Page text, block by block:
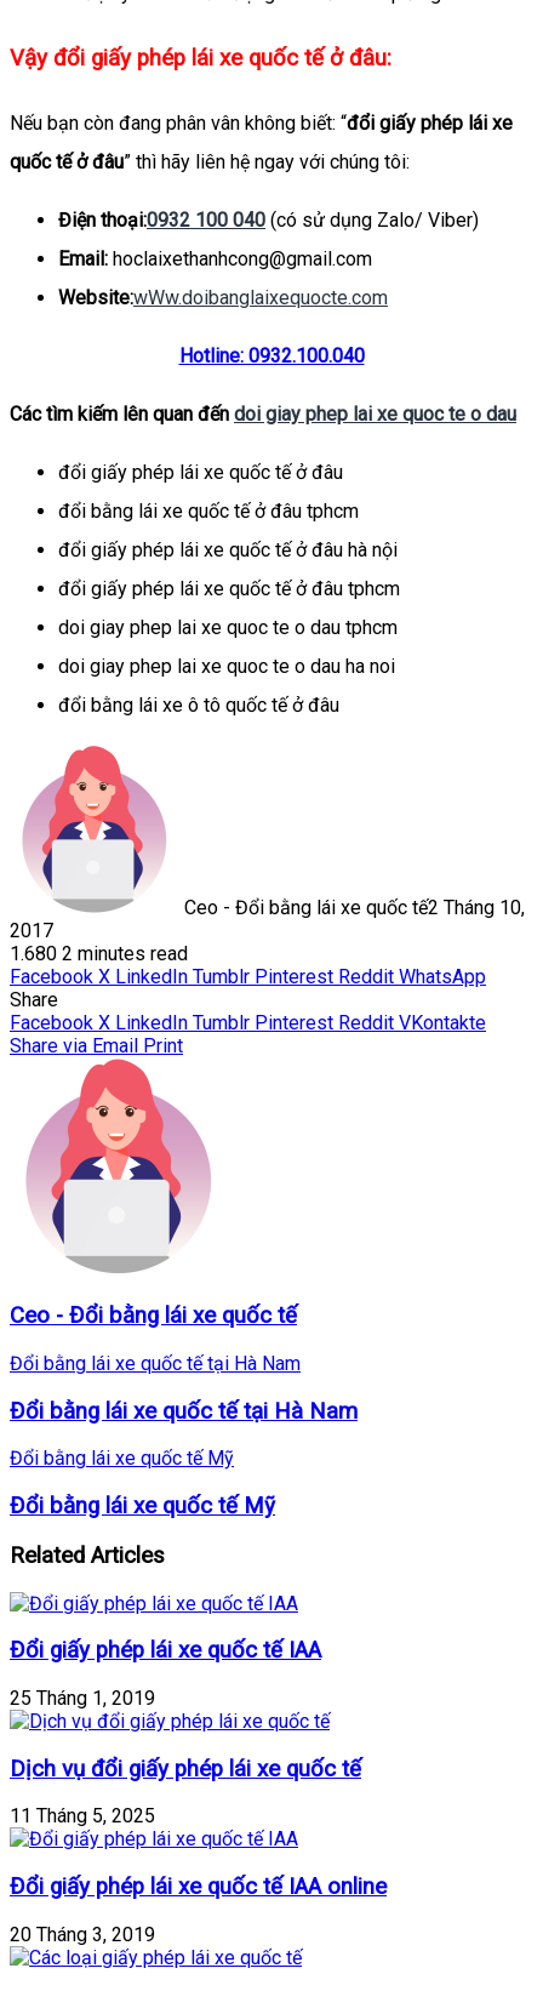
Vậy đổi giấy phép lái xe quốc tế ở đâu:
Nếu bạn còn đang phân vân không biết: “đổi giấy phép lái xe
quốc tế ở đâu” thì hãy liên hệ ngay với chúng tôi:
Điện thoại:0932 100 040 (có sử dụng Zalo/ Viber)
Email: hoclaixethanhcong@gmail.com
Website:wWw.doibanglaixequocte.com
Hotline: 0932.100.040
Các tìm kiếm lên quan đến doi giay phep lai xe quoc te o dau
đổi giấy phép lái xe quốc tế ở đâu
đổi bằng lái xe quốc tế ở đâu tphcm
đổi giấy phép lái xe quốc tế ở đâu hà nội
đổi giấy phép lái xe quốc tế ở đâu tphcm
doi giay phep lai xe quoc te o dau tphcm
doi giay phep lai xe quoc te o dau ha noi
đổi bằng lái xe ô tô quốc tế ở đâu
Ceo - Đổi bằng lái xe quốc tế2 Tháng 10,
2017
1.680 2 minutes read
Facebook X LinkedIn Tumblr Pinterest Reddit WhatsApp
Share
Facebook X LinkedIn Tumblr Pinterest Reddit VKontakte
Share via Email Print
Ceo - Đổi bằng lái xe quốc tế
Đổi bằng lái xe quốc tế tại Hà Nam
Đổi bằng lái xe quốc tế tại Hà Nam
Đổi bằng lái xe quốc tế Mỹ
Đổi bằng lái xe quốc tế Mỹ
Related Articles
Đổi giấy phép lái xe quốc tế IAA
25 Tháng 1, 2019
Dịch vụ đổi giấy phép lái xe quốc tế
11 Tháng 5, 2025
Đổi giấy phép lái xe quốc tế IAA online
20 Tháng 3, 2019